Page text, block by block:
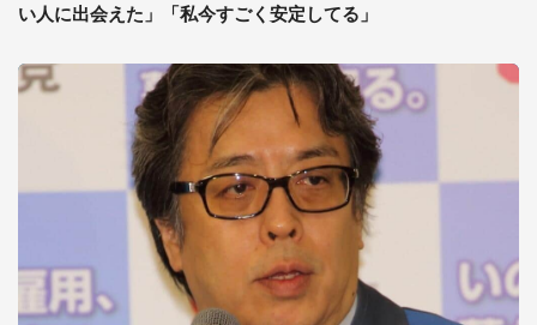
い人に出会えた」「私今すごく安定してる」